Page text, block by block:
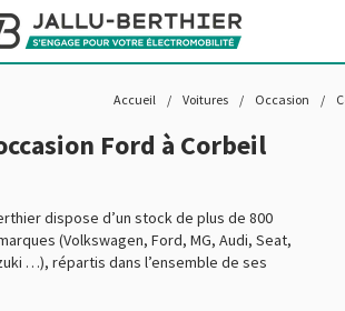
Accueil / Voitures / Occasion /
Ford à Corbeil
dispose d’un stock de plus de 800
(Volkswagen, Ford, MG, Audi, Seat,
…), répartis dans l’ensemble de ses